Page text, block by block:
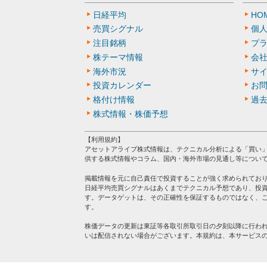
日経平均
売買シグナル
注目銘柄
株テーマ情報
海外市況
投資カレンダー
格付け情報
株式情報・株価予想
個
プ
会
サ
お
過
【利用規約】
アセットアライブ株式情報は、テクニカル分析による「買
供する株式情報やコラム、国内・海外市場の見通し等につい
掲載情報を元に自己責任で投資することが強く求められてお
日経平均売買シグナルはあくまでテクニカル予想であり、投
す。データゲットは、その正確性を保証するものではなく、
す。
株価データの更新は東証等各取引所取引日の夕刻以降に行わ
いは配信されない場合がございます。本規約は、本サービス